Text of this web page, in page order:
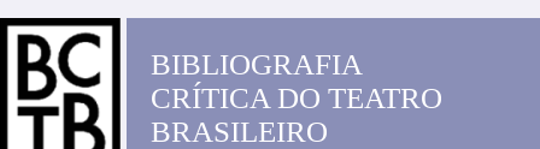
BIBLIOGRAFIA
CRÍTICA DO TEATRO
BRASILEIRO